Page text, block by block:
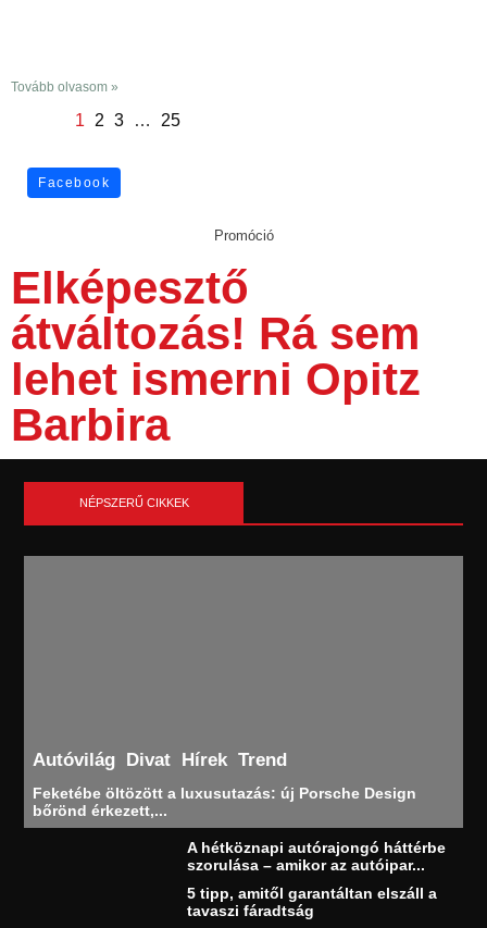
Tovább olvasom »
1 2 3 … 25
Facebook
Promóció
Elképesztő
átváltozás! Rá sem
lehet ismerni Opitz
Barbira
NÉPSZERŰ CIKKEK
Autóvilág Divat Hírek Trend
Feketébe öltözött a luxusutazás: új Porsche Design
bőrönd érkezett,...
A hétköznapi autórajongó háttérbe
szorulása – amikor az autóipar...
5 tipp, amitől garantáltan elszáll a
tavaszi fáradtság